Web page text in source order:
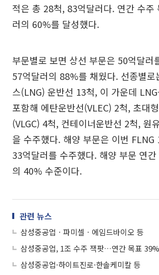
적은 총 28척, 83억달러다. 연간 수주
러의 60%를 달성했다.
부문별로 보면 상선 부문은 50억달러
57억달러의 88%를 채웠다. 선종별로
스(LNG) 운반선 13척, 이 가운데
포함해 에탄운반선(VLEC) 2척, 초대
(VLGC) 4척, 컨테이너운반선 2척, 원
을 수주했다. 해양 부문은 이번 FLNG
33억달러를 수주했다. 해양 부문 연
의 40% 수준이다.
관련 뉴스
삼성중공업ㆍ파미셀ㆍ에임드바이오 등
삼성중공업, 1조 수주 잭팟…연간 목표
삼성중공업·하이트진로·한솔케미칼 등